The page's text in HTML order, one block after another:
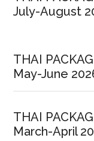
July-August
THAI
May-June
THAI
March-April